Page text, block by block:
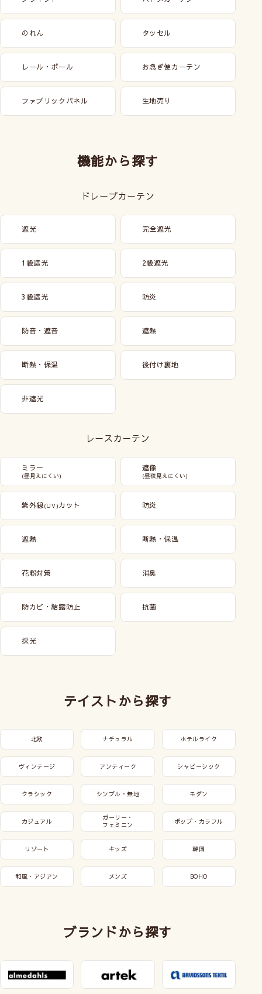
L、XLサイズのファブリックパネルの取付けに刺し跡が目立たない
フックを使うことでファブリクパネルが安定して外れにくくなりま
大きいサイズのファブリックパネルはもちろん、小さいサイズでも
取付金具セットと同時に購入して安全な取付をおすすめします。
商品はこちら
のれん タッセル
レール・ポール お急ぎ便カーテン
ファブリックパネル 生地売り
機能から探す
ドレープカーテン
遮光 完全遮光
1級遮光 2級遮光
3級遮光 防炎
防音・遮音 遮熱
断熱・保温 後付け裏地
非遮光
レースカーテン
ミラー
(昼見えにくい)
遮像
(昼夜見えにくい)
紫外線(UV)カット 防炎
遮熱 断熱・保温
花粉対策 消臭
防カビ・結露防止 抗菌
採光
テイストから探す
北欧 ナチュラル ホテルライク
ヴィンテージ アンティーク シャビーシック
クラシック シンプル・無地 モダン
カジュアル
ガーリー・
フェミニン
ポップ・カラフル
リゾート キッズ 韓国
和風・アジアン メンズ BOHO
ブランドから探す